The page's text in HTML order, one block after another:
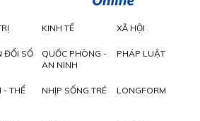
KINH TẾ XÃ HỘI
ĐỔI SỐ
QUỐC PHÒNG -
AN NINH
PHÁP LUẬT
- THỂ
NHỊP SỐNG TRẺ LONGFORM